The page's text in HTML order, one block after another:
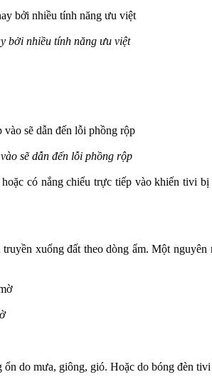
bởi nhiều tính năng ưu việt
sẽ dẫn đến lỗi phồng rộp
có nắng chiếu trực tiếp vào khiến tivi
xuống đất theo dòng ẩm. Một
do mưa, giông, gió. Hoặc do bóng đèn